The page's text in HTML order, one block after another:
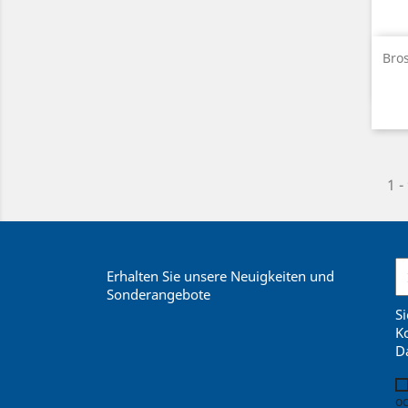
1
Erhalten Sie unsere Neuigkeiten und
Sonderangebote